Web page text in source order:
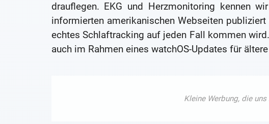
drauflegen. EKG und Herzmonitoring kennen
informierten amerikanischen Webseiten
echtes Schlaftracking auf jeden Fall kommen
auch im Rahmen eines watchOS-Updates für